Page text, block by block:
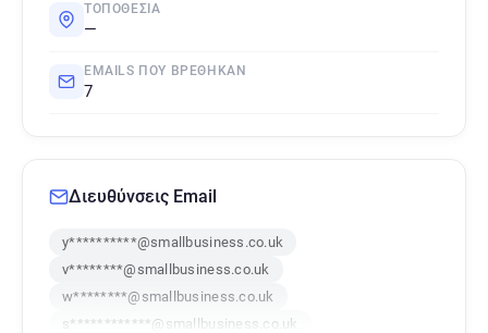
ΤΟΠΟΘΕΣΊΑ
—
EMAILS ΠΟΥ ΒΡΈΘΗΚΑΝ
7
Διευθύνσεις Email
y**********@smallbusiness.co.uk
v********@smallbusiness.co.uk
w********@smallbusiness.co.uk
s************@smallbusiness.co.uk